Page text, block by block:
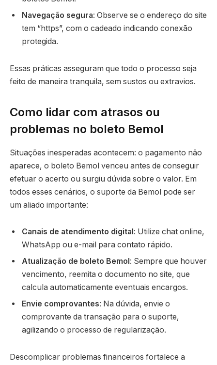
Navegação segura: Observe se o endereço do site
tem “https”, com o cadeado indicando conexão
protegida.
Essas práticas asseguram que todo o processo seja
feito de maneira tranquila, sem sustos ou extravios.
Como lidar com atrasos ou
problemas no boleto Bemol
Situações inesperadas acontecem: o pagamento não
aparece, o boleto Bemol venceu antes de conseguir
efetuar o acerto ou surgiu dúvida sobre o valor. Em
todos esses cenários, o suporte da Bemol pode ser
um aliado importante:
Canais de atendimento digital : Utilize chat online,
WhatsApp ou e-mail para contato rápido.
Atualização de boleto Bemol : Sempre que houver
vencimento, reemita o documento no site, que
calcula automaticamente eventuais encargos.
Envie comprovantes: Na dúvida, envie o
comprovante da transação para o suporte,
agilizando o processo de regularização.
Descomplicar problemas financeiros fortalece a